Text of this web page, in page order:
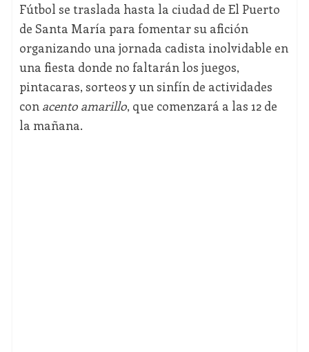
Fútbol se traslada hasta la ciudad de El Puerto
de Santa María para fomentar su afición
organizando una jornada cadista inolvidable en
una fiesta donde no faltarán los juegos,
pintacaras, sorteos y un sinfín de actividades
con acento amarillo, que comenzará a las 12 de
la mañana.